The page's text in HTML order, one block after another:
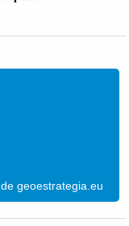
geoestrategia.eu